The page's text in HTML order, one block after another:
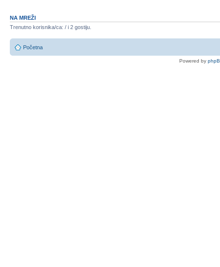
NA MREŽI
Trenutno korisnika/ca: / i 2 gostiju.
Početna
Powered by